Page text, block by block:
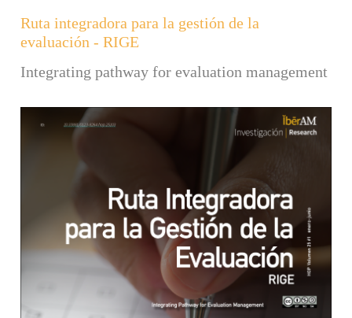
Ruta integradora para la gestión de la
evaluación - RIGE
Integrating pathway for evaluation management